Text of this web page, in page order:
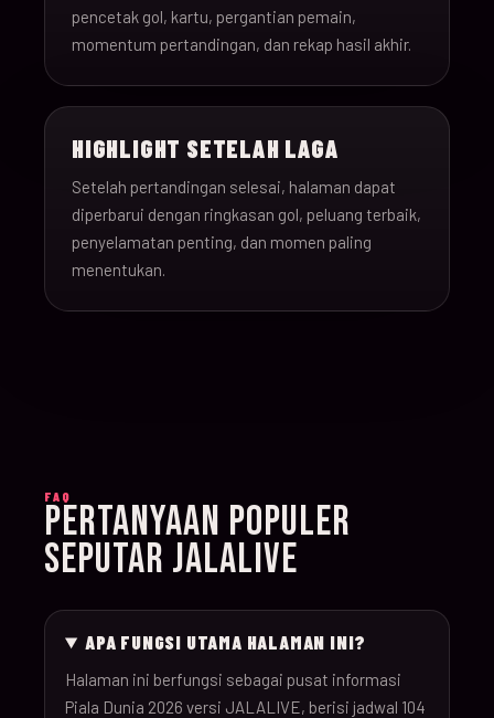
017
16-Jun-
15:00 France v Senegal
018
26
18:00
019
16-Jun-
26
20:00 Argentina v Algeria
020 21:00 Austria v Jordan
26
023
17-Jun-
12:00
17-Jun-
26
pencetak gol, kartu, pergantian pemain,
momentum pertandingan, dan rekap hasil akhir.
HIGHLIGHT SETELAH LAGA
Setelah pertandingan selesai, halaman dapat
diperbarui dengan ringkasan gol, peluang terbaik,
penyelamatan penting, dan momen paling
menentukan.
FAQ
PERTANYAAN POPULER
SEPUTAR JALALIVE
APA FUNGSI UTAMA HALAMAN INI?
Halaman ini berfungsi sebagai pusat informasi
Piala Dunia 2026 versi JALALIVE, berisi jadwal 104